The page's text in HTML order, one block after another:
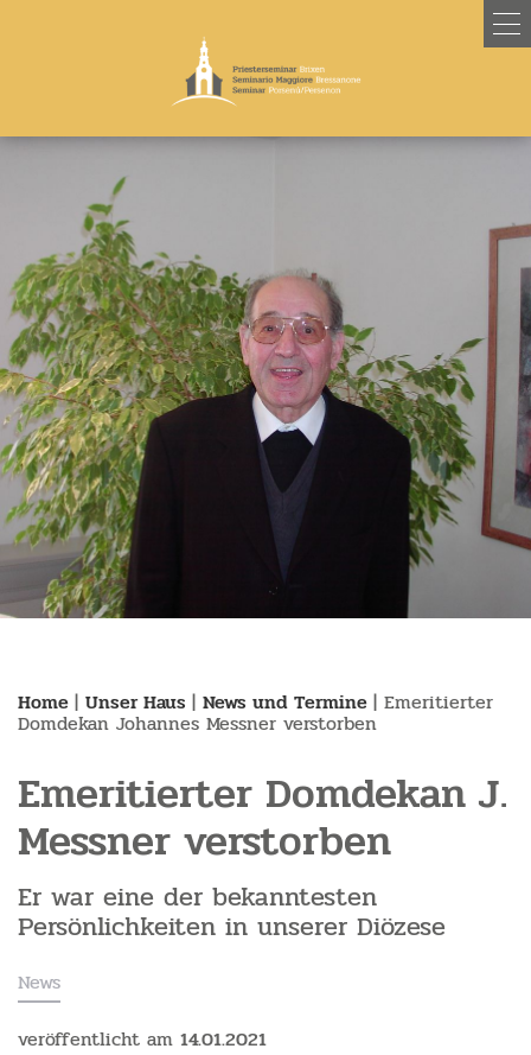
Home | Unser Haus | News und Termine | Emeritierter
Domdekan Johannes Messner verstorben
Emeritierter Domdekan J.
Messner verstorben
Er war eine der bekanntesten
Persönlichkeiten in unserer Diözese
News
veröffentlicht am 14.01.2021